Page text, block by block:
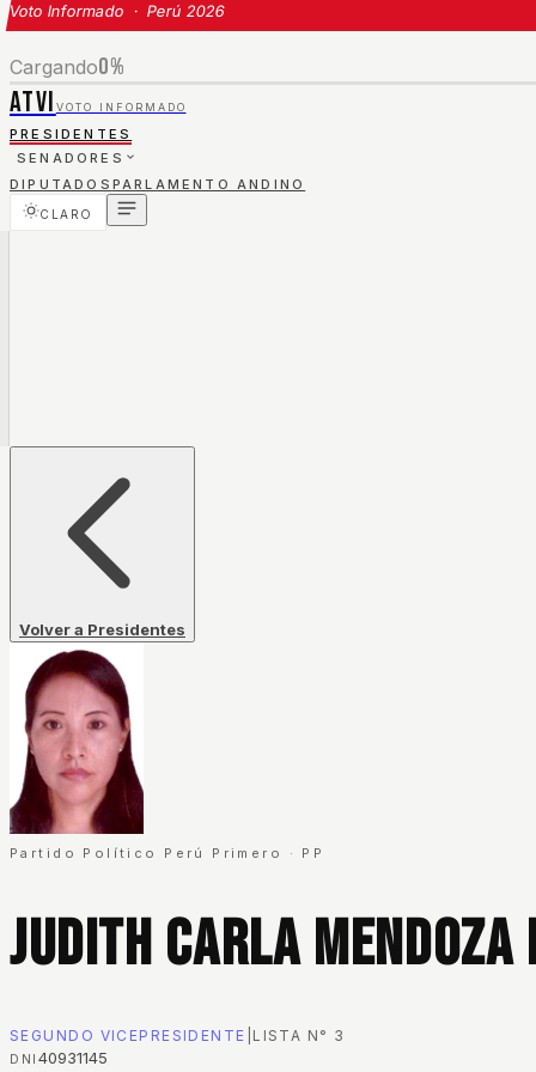
Voto Informado · Perú 2026
Cargando0%
ATVI VOTO INFORMADO
PRESIDENTES
SENADORES
DIPUTADOS PARLAMENTO ANDINO
CLARO
Volver a Presidentes
Partido Político Perú Primero · PP
Judith Carla Mendoza
SEGUNDO VICEPRESIDENTE LISTA N° 3
DNI 40931145